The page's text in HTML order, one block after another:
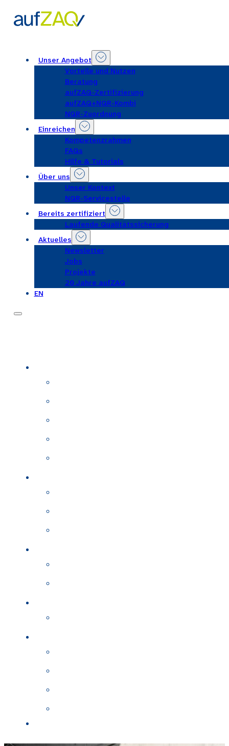
Unser Angebot
Vorteile und Nutzen
Beratung
aufZAQ-Zertifizierung
aufZAQ+NQR-Kombi
NQR-Zuordnung
Einreichen
Kompetenzrahmen
FAQs
Hilfe & Tutorials
Über uns
Unser Kontext
NQR-Servicestelle
Bereits zertifiziert
Laufende Qualitätssicherung
Aktuelles
Newsletter
Jobs
Projekte
20 Jahre aufZAQ
EN